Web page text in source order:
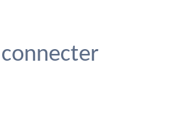
des producteurs bio-locaux
Terre & Mer (50)
connecter